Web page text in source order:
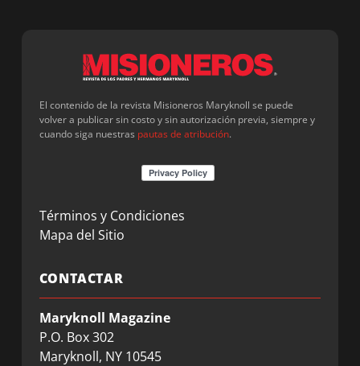
El contenido de la revista Misioneros Maryknoll se puede
volver a publicar sin costo y sin autorización previa, siempre y
cuando siga nuestras pautas de atribución.
Términos y Condiciones
Mapa del Sitio
CONTACTAR
Maryknoll Magazine
P.O. Box 302
Maryknoll, NY 10545